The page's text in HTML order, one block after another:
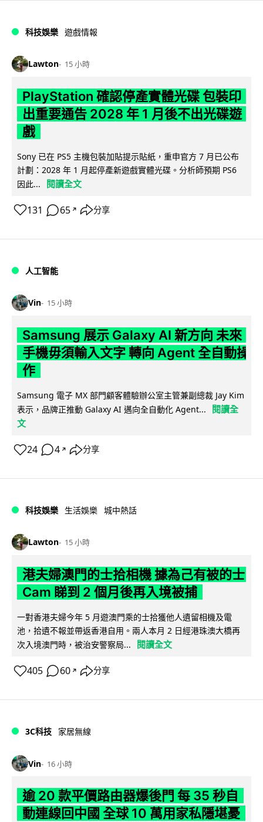
科技娛樂 遊戲情報
Lawton 15 小時
PlayStation 確認停產實體光碟 包裝印
出重要通告 2028 年 1 月後不出光碟遊
戲
Sony 已在 PS5 主機包裝加貼提示貼紙，重申官方 7 月已公布
計劃：2028 年 1 月起停產新遊戲實體光碟。分析師預期 PS6
因此...
閱讀全文
131 65 ↗ 分享
人工智能
Vin 15 小時
Samsung 展示 Galaxy AI 新方向 未來
手機毋須輸入文字 轉向 Agent 全自動操
作
Samsung 電子 MX 部門顧客體驗辦公室主管兼副總裁 Jay Kim
表示，品牌正推動 Galaxy AI 邁向全自動化 Agent...
閱讀全
文
24 4 ↗ 分享
科技娛樂 生活娛樂 城中熱話
Lawton 15 小時
港夫婦澳門的士拾相機 據為己有被的士
Cam 睇到 2 個月後再入境被捕
一對香港夫婦今年 5 月遊澳門乘的士拾獲他人遺留相機及電
池，拾遺不報並帶返香港自用。兩人本月 2 日經港珠澳大橋再
次入境澳門時，被治安警察局...
閱讀全文
405 60 ↗ 分享
3C科技 家居無線
Vin 16 小時
逾 20 款平價路由器爆後門 每 35 秒自
動連線回中國 全球 10 萬用家私隱堪憂